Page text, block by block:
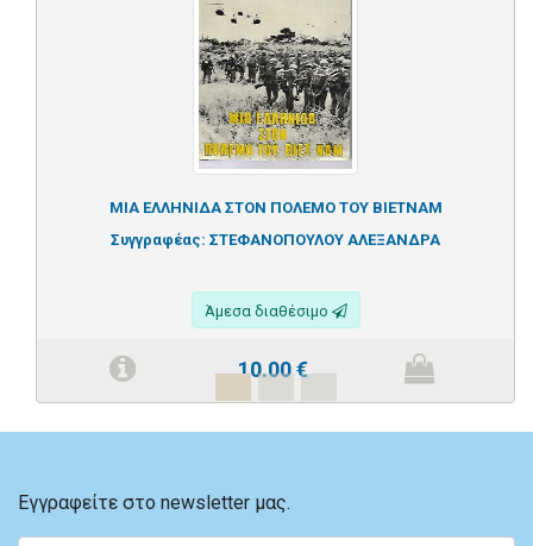
ΜΙΑ ΕΛΛΗΝΙΔΑ ΣΤΟΝ ΠΟΛΕΜΟ ΤΟΥ ΒΙΕΤΝΑΜ
Συγγραφέας: ΣΤΕΦΑΝΟΠΟΥΛΟΥ ΑΛΕΞΑΝΔΡΑ
Άμεσα διαθέσιμο
10.00€
Εγγραφείτε στο newsletter μας.